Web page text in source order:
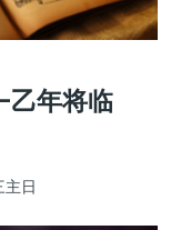
乙年将临
主日